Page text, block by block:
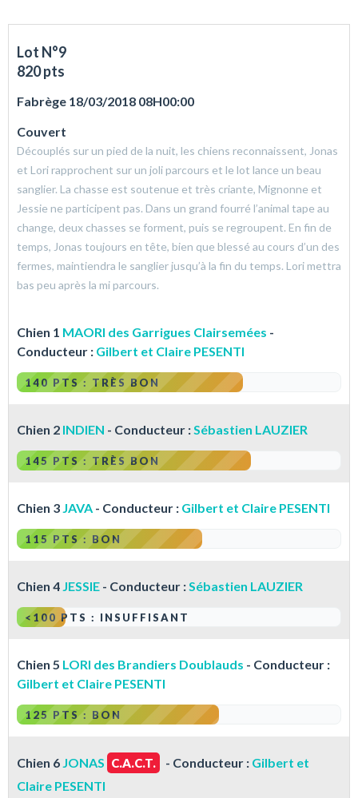
Lot N°9
820 pts
Fabrège 18/03/2018 08H00:00
Couvert
Découplés sur un pied de la nuit, les chiens reconnaissent, Jonas
et Lori rapprochent sur un joli parcours et le lot lance un beau
sanglier. La chasse est soutenue et très criante, Mignonne et
Jessie ne participent pas. Dans un grand fourré l’animal tape au
change, deux chasses se forment, puis se regroupent. En fin de
temps, Jonas toujours en tête, bien que blessé au cours d’un des
fermes, maintiendra le sanglier jusqu’à la fin du temps. Lori mettra
bas peu après la mi parcours.
Chien 1 MAORI des Garrigues Clairsemées -
Conducteur : Gilbert et Claire PESENTI
140 PTS : TRÈS BON
Chien 2 INDIEN - Conducteur :Sébastien LAUZIER
145 PTS : TRÈS BON
Chien 3 JAVA - Conducteur : Gilbert et Claire PESENTI
115 PTS : BON
Chien 4 JESSIE - Conducteur :Sébastien LAUZIER
<100 PTS : INSUFFISANT
Chien 5 LORI des Brandiers Doublauds - Conducteur :
Gilbert et Claire PESENTI
125 PTS : BON
Chien 6 JONAS C.A.C.T. - Conducteur : Gilbert et
Claire PESENTI